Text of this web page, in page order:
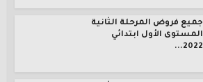
جميع فروض المرحلة الثانية
المستوى الأول ابتدائي
2022...